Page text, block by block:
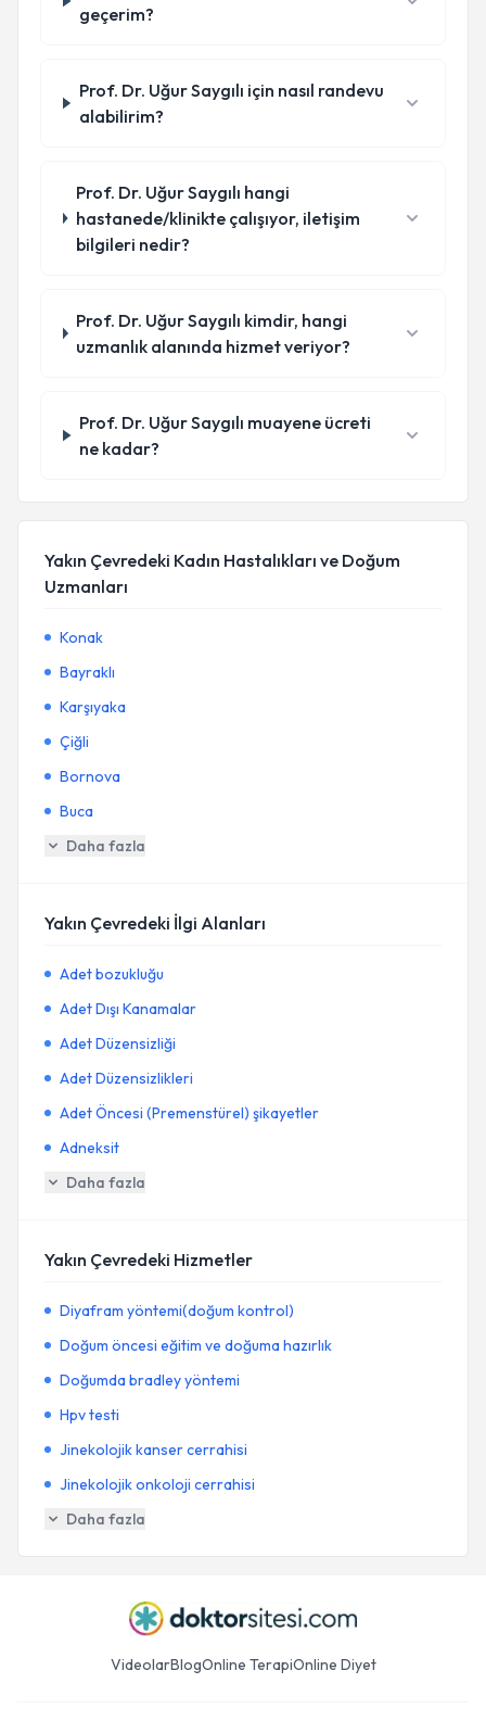
geçerim?
Prof. Dr. Uğur Saygılı için nasıl randevu
alabilirim?
Prof. Dr. Uğur Saygılı hangi
hastanede/klinikte çalışıyor, iletişim
bilgileri nedir?
Prof. Dr. Uğur Saygılı kimdir, hangi
uzmanlık alanında hizmet veriyor?
Prof. Dr. Uğur Saygılı muayene ücreti
ne kadar?
Yakın Çevredeki Kadın Hastalıkları ve Doğum
Uzmanları
Konak
Bayraklı
Karşıyaka
Çiğli
Bornova
Buca
Daha fazla
Yakın Çevredeki İlgi Alanları
Adet bozukluğu
Adet Dışı Kanamalar
Adet Düzensizliği
Adet Düzensizlikleri
Adet Öncesi (Premenstürel) şikayetler
Adneksit
Daha fazla
Yakın Çevredeki Hizmetler
Diyafram yöntemi(doğum kontrol)
Doğum öncesi eğitim ve doğuma hazırlık
Doğumda bradley yöntemi
Hpv testi
Jinekolojik kanser cerrahisi
Jinekolojik onkoloji cerrahisi
Daha fazla
VideolarBlogOnline TerapiOnline Diyet